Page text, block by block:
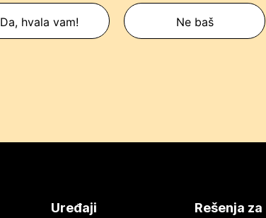
Da, hvala vam! Ne baš
Uređaji Rešenja za